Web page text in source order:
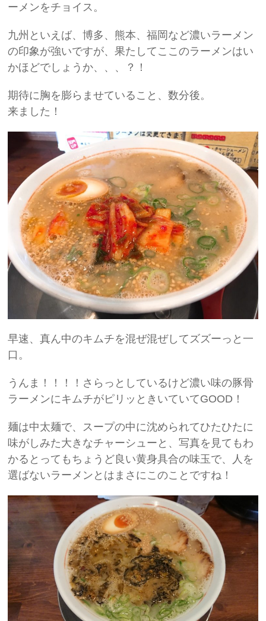
ーメンをチョイス。
九州といえば、博多、熊本、福岡など濃いラーメン
の印象が強いですが、果たしてここのラーメンはい
かほどでしょうか、、、？！
期待に胸を膨らませていること、数分後。
来ました！
早速、真ん中のキムチを混ぜ混ぜしてズズーっと一
口。
うんま！！！！さらっとしているけど濃い味の豚骨
ラーメンにキムチがピリッときいていてGOOD！
麺は中太麺で、スープの中に沈められてひたひたに
味がしみた大きなチャーシューと、写真を見てもわ
かるとってもちょうど良い黄身具合の味玉で、人を
選ばないラーメンとはまさにこのことですね！